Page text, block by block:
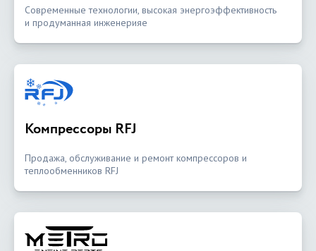
Современные технологии, высокая энергоэффективность
и продуманная инженерияе
Компрессоры RFJ
Продажа, обслуживание и ремонт компрессоров и
теплообменников RFJ